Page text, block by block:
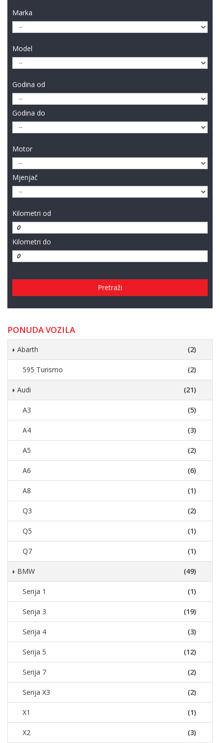
Marka
Model
Godina od
Godina do
Motor
Mjenjač
Kilometri od
Kilometri do
Pretraži
PONUDA VOZILA
Abarth (2)
595 Turismo (2)
Audi (21)
A3 (5)
A4 (3)
A5 (2)
A6 (6)
A8 (1)
Q3 (2)
Q5 (1)
Q7 (1)
BMW (49)
Serija 1 (1)
Serija 3 (19)
Serija 4 (3)
Serija 5 (12)
Serija 7 (2)
Serija X3 (2)
X1 (1)
X2 (3)